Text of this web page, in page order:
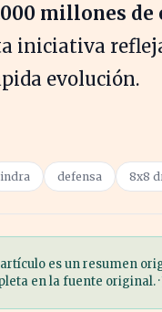
millones de
iniciativa
evolución.
indra defensa 8x8
es un resumen
en la fuente original. ·